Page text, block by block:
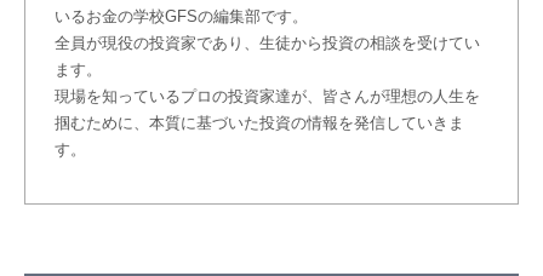
いるお金の学校GFSの編集部です。
全員が現役の投資家であり、生徒から投資の相談を受けてい
ます。
現場を知っているプロの投資家達が、皆さんが理想の人生を
掴むために、本質に基づいた投資の情報を発信していきま
す。